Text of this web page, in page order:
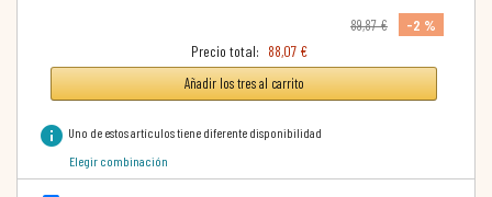
89,87 €
-2 %
Precio total: 88,07 €
Añadir los tres al carrito
info Uno de estos artículos tiene diferente disponibilidad
Elegir combinación